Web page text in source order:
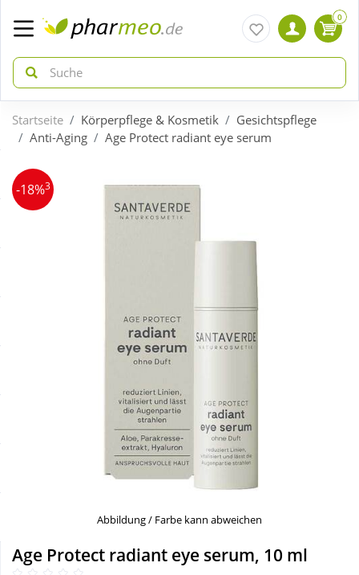
zurück
ÜBERSICHT AKTIONEN
Täglich gut versorgt
zurück
ÜBERSICHT KATEGORIEN
Körperpflege & Kosmetik
Nahrungsergänzung
Natur & Homöopathie
0
Startseite Körperpflege & Kosmetik
Gesichtspflege
Anti-Aging
Age Protect radiant eye serum
-18%3
Abbildung / Farbe kann abweichen
Age Protect radiant eye serum, 10 ml